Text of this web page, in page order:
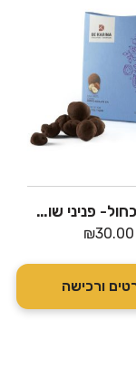
פרליטס כחול- פניני שוקולד חלב ומריר ואגוזי לוז – דה קרינה
₪30.00
ורכישה